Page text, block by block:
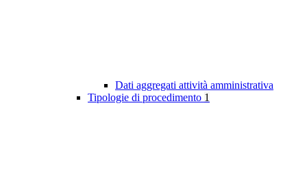
Dati aggregati attività amministrativa
Tipologie di procedimento 1